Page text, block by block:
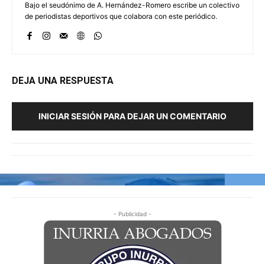
Bajo el seudónimo de A. Hernández-Romero escribe un colectivo
de periodistas deportivos que colabora con este periódico.
DEJA UNA RESPUESTA
INICIAR SESIÓN PARA DEJAR UN COMENTARIO
- Publicidad -